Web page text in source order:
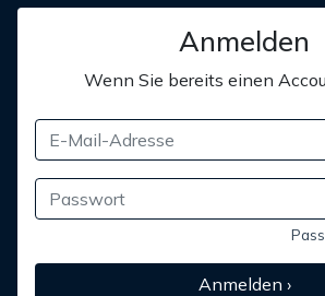
Anmelden
Wenn Sie bereits einen
Anmelden ›